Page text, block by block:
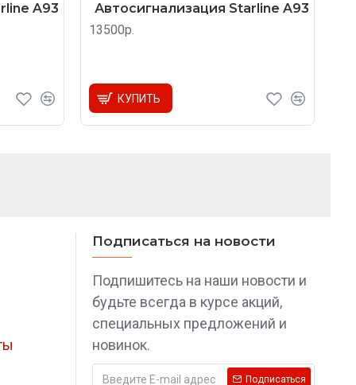
A93
Автосигнализация Starline A93
13500р.
КУПИТЬ
Подписаться на новости
Подпишитесь на наши новости и
будьте всегда в курсе акций,
специальных предложений и
новинок.
Подписаться